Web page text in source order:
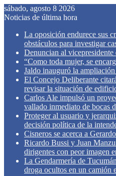
sábado, agosto 8 2026
Noticias de última hora
La oposición endurece sus
obstáculos para investigar
Denuncian al
“Como toda mujer, se
Jaldo inauguró la
El Concejo Deliberante
revisar la situación de
Carlos Ale impulsó un
vallado inmediato de bocas
Proteger al usuario y
decisión política de la
Cisneros se acerca a
Ricardo Bussi y Juan
dirigentes con peor imagen
La Gendarmería de
droga ocultos en un camión